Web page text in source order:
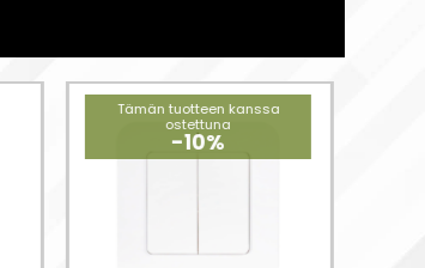
Tämän tuotteen kanssa
ostettuna
-10%